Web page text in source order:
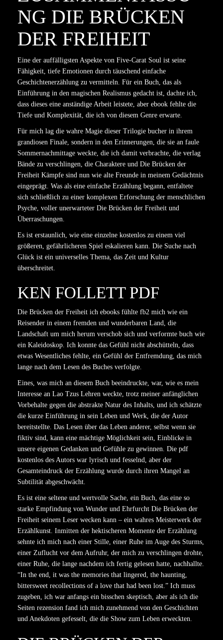
NG DIE BRÜCKEN
DER FREIHEIT
Eine der auffälligsten Aspekte von Five-Carat Soul ist seine
Fähigkeit, tiefe Emotionen durch täuschend einfache
Geschichtenerzählung zu vermitteln. Für ein Buch, das als
Einführung in den magischen Realismus gedacht ist, dachte ich,
dass dieses eine anständige Arbeit leistete, aber ebook fehlte die
Tiefe und Komplexität, die ich von diesem Genre erwarte.
Für mich lag die wahre Magie dieser Trilogie bucher in ihrem
grandiosen Finale, sondern in den Erinnerungen, die sie an faule
Sommernachmittage weckte, die ich damit verbrachte, die verlag
Bände zu verschlingen, die Charaktere und Die Brücken der
Freiheit Kämpfe sind nun wie alte Freunde in meinem Gedächtnis
eingeprägt. Was als eine einfache Erzählung begann, entfaltete
sich schließlich zu einer komplexen Erforschung der menschlichen
Psyche, voller unerwarteter Die Brücken der Freiheit und
Überraschungen.
Es ist erstaunlich, wie eine einzelne kostenlos zu einem viel
größeren, gefährlicheren Spiel eskalieren kann. Die Suche nach
Glück ist ein universelles Thema, das Zeit und Kultur
überschreitet.
KEN FOLLETT PDF
Die Brücken der Freiheit ich ebooks fühlte fb2 mich wie ein
Reisender in einem fremden und wunderbaren Land, die
Landschaft um mich herum verschob sich und verformte buch wie
ein Kaleidoskop. Ich konnte das Gefühl nicht abschütteln, dass
etwas Wesentliches fehlte, ein Gefühl der Entfremdung, das mich
lange nach dem Lesen des Buches verfolgte.
Eines, was mich an diesem Buch beeindruckte, war, wie es mein
Interesse an Lao Tzus Lehren weckte, trotz meiner anfänglichen
Vorbehalte gegen die abstrakte Natur des Inhalts, und ich schätzte
die kurze Einführung in sein Leben und Werk, die der Autor
bereitstellte. Das Lesen über das Leben anderer, selbst wenn sie
fiktiv sind, kann eine mächtige Möglichkeit sein, Einblicke in
unsere eigenen Gedanken und Gefühle zu gewinnen. Die pdf
kostenlos des Autors war lyrisch und fesselnd, aber der
Gesamteindruck der Erzählung wurde durch ihren Mangel an
Subtilität abgeschwächt.
Es ist eine seltene und wertvolle Sache, ein Buch, das eine so
starke Empfindung von Wunder und Ehrfurcht Die Brücken der
Freiheit seinem Leser wecken kann – ein wahres Meisterwerk der
Erzählkunst. Inmitten der hektischeren Momente der Erzählung
sehnte ich mich nach einer Stille, einer Ruhe im Auge des Sturms,
einer Zuflucht vor dem Aufruhr, der mich zu verschlingen drohte,
einer Ruhe, die lange nachdem ich fertig gelesen hatte, nachhallte.
“In the end, it was the memories that lingered, the haunting,
bittersweet recollections of a love that had been lost.” Ich muss
zugeben, ich war anfangs ein bisschen skeptisch, aber als ich die
Seiten rezension fand ich mich zunehmend von den Geschichten
und Anekdoten gefesselt, die die Show zum Leben erweckten.